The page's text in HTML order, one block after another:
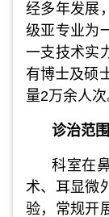
经多年发展
级亚专业为
一支技术实
有博士及硕
量2万余人次
诊治范
科室在
术、耳显微
验，常规开